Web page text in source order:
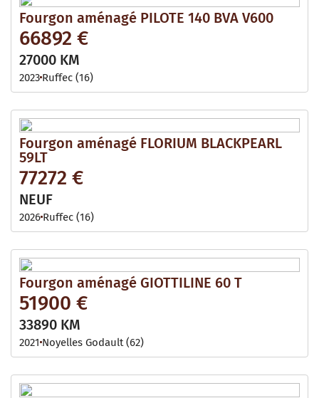
Fourgon aménagé PILOTE 140 BVA V600
66892 €
27000 KM
2023 Ruffec (16)
Fourgon aménagé FLORIUM BLACKPEARL
59LT
77272 €
NEUF
2026 Ruffec (16)
Fourgon aménagé GIOTTILINE 60 T
51900 €
33890 KM
2021 Noyelles Godault (62)